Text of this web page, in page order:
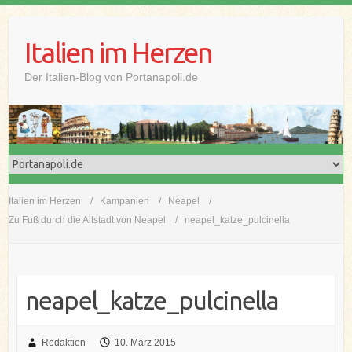
contentItalien im Herzen
Der Italien-Blog von Portanapoli.de
Italien im Herzen Kampanien
Neapel
Zu Fuß durch die Altstadt von Neapel
neapel_katze_pulcinella
neapel_katze_pulcinella
Redaktion 10. März 2015